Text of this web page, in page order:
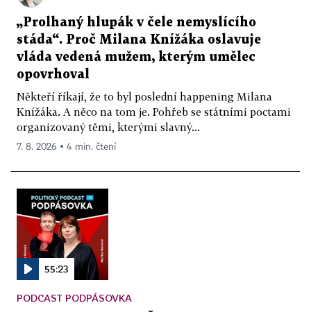
„Prolhaný hlupák v čele nemyslícího
stáda“. Proč Milana Knížáka oslavuje
vláda vedená mužem, kterým umělec
opovrhoval
Někteří říkají, že to byl poslední happening Milana
Knížáka. A něco na tom je. Pohřeb se státními poctami
organizovaný těmi, kterými slavný...
7. 8. 2026 ▪ 4 min. čtení
55:23
PODCAST PODPÁSOVKA